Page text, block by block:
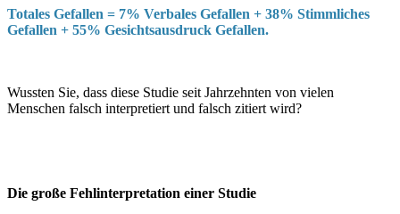
Totales Gefallen = 7% Verbales Gefallen + 38% Stimmliches
Gefallen + 55% Gesichtsausdruck Gefallen.
Wussten Sie, dass diese Studie seit Jahrzehnten von vielen
Menschen falsch interpretiert und falsch zitiert wird?
Die große Fehlinterpretation einer Studie